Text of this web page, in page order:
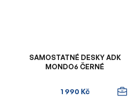
SAMOSTATNÉ DESKY ADK
MONDO6 ČERNÉ
1 990 Kč